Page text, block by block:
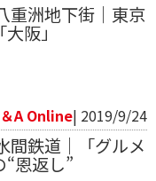
重洲地下街｜東京
阪」
A Online| 2019/9/24
間鉄道｜「グルメ
恩返し”